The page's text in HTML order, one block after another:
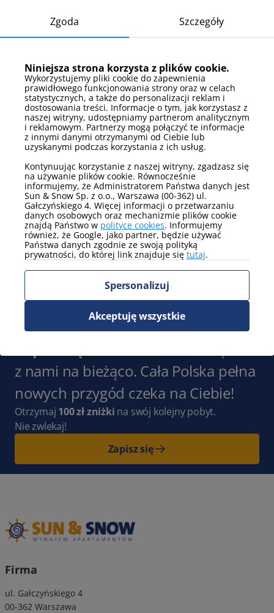
Pokaż więcej
rozkładany fotel
łóżko w systemie
hotelowym
Pokaż więcej
Media
telewizor
Pokaż więcej
Parking
parking na terenie obiektu
(niegwarantowany)
Pokaż więcej
z nami na bieżąco. Cała Polska pełna
nowych przygód czeka na Ciebie!
Otrzymaj 100 zł zniżki na swój kolejny pobyt.
Nie zwlekaj!
Zapisz się
Firma
ul. Gałczyńskiego 4
00-362 Warszawa
Zgoda Szczegóły
Niniejsza strona korzysta z plików cookie.
Wykorzystujemy pliki cookie do zapewnienia
prawidłowego funkcjonowania strony oraz w celach
statystycznych, a także do personalizacji reklam i
dostosowania treści. Informacje o tym, jak korzystasz z
naszej witryny, udostępniamy partnerom analitycznym
i reklamowym. Partnerzy mogą połączyć te informacje
z innymi danymi otrzymanymi od Ciebie lub
uzyskanymi podczas korzystania z ich usług.
Kontynuując korzystanie z naszej witryny, zgadzasz się
na używanie plików cookie. Równocześnie
informujemy, że Administratorem Państwa danych jest
Sun & Snow Sp. z o.o., Warszawa (00-362) ul.
Gałczyńskiego 4. Więcej informacji o przetwarzaniu
danych osobowych oraz mechanizmie plików cookie
znajdą Państwo w polityce cookies. Informujemy
również, że Google, jako partner, będzie używać
Państwa danych zgodnie ze swoją polityką
prywatności, do której link znajduje się tutaj.
Spersonalizuj
Akceptuję wszystkie